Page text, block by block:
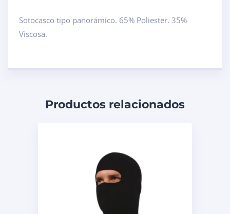
Sotocasco tipo panorámico. 65% Poliester. 35%
Viscosa.
Productos relacionados